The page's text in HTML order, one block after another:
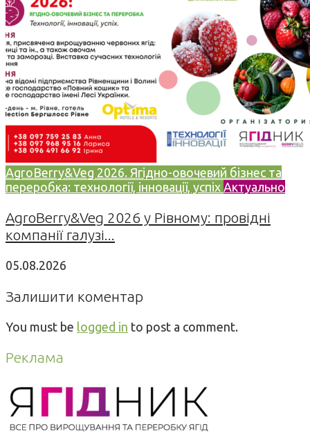
AgroBerry&Veg 2026. Ягідно-овочевий бізнес та
переробка: технології, інновації, успіх Актуально
AgroBerry&Veg 2026 у Рівному: провідні
компанії галузі...
05.08.2026
Залишити коментар
You must be logged in to post a comment.
Реклама